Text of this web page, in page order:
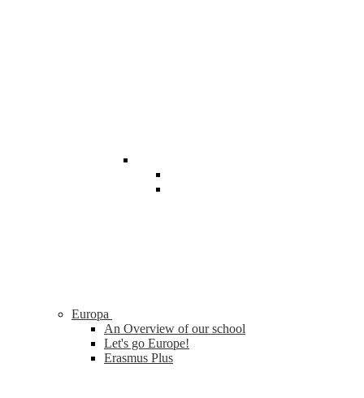
Europa
An Overview of our school
Let's go Europe!
Erasmus Plus